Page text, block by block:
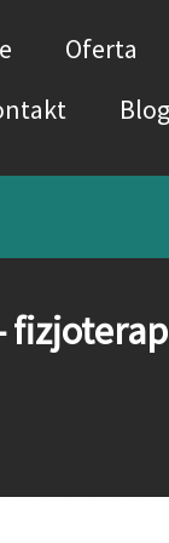
Oferta
Blog